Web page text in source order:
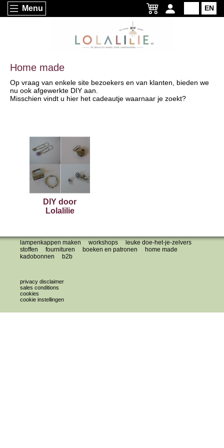
Menu EN
Home made
Op vraag van enkele site bezoekers en van klanten, bieden we
nu ook afgewerkte DIY aan.
Misschien vindt u hier het cadeautje waarnaar je zoekt?
DIY door
Lolalilie
lampenkappen maken workshops
leuke doe-het-je-zelvers
stoffen
fournituren boeken en patronen
home made
kadobonnen
b2b
privacy disclaimer
sales conditions
cookies
cookie instellingen